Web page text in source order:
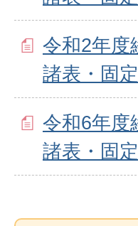
令和2年度
諸表・固
令和6年度
諸表・固